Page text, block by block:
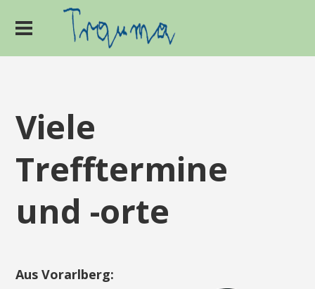
Viele
Trefftermine
und -orte
Aus Vorarlberg: